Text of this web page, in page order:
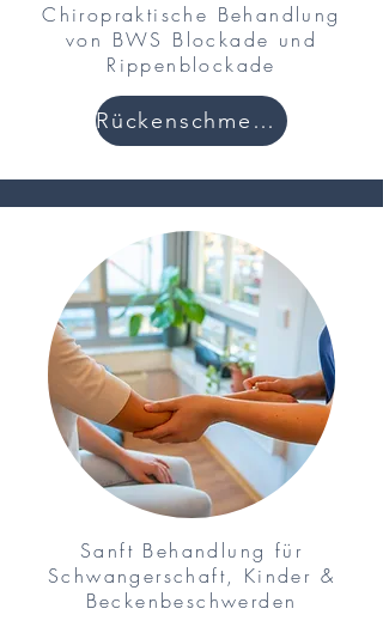
Chiropraktische Behandlung
von BWS Blockade und
Rippenblockade
Rückenschmerzen
Sanft Behandlung für
Schwangerschaft, Kinder &
Beckenbeschwerden